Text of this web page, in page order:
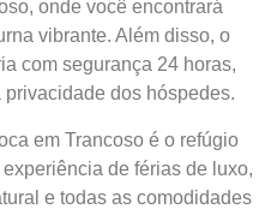
onde você encontrará
vibrante. Além disso, o
com segurança 24 horas,
dos hóspedes.
em Trancoso é o refúgio
de férias de luxo,
e todas as comodidades